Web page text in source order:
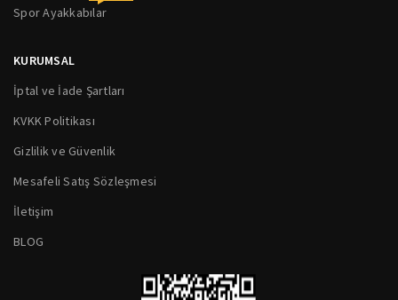
Spor Ayakkabılar
KURUMSAL
İptal ve İade Şartları
KVKK Politikası
Gizlilik ve Güvenlik
Mesafeli Satış Sözleşmesi
İletişim
BLOG